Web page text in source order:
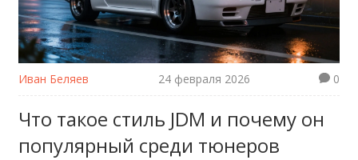
Иван Беляев 24 февраля 2026 0
Что такое стиль JDM и почему он
популярный среди тюнеров